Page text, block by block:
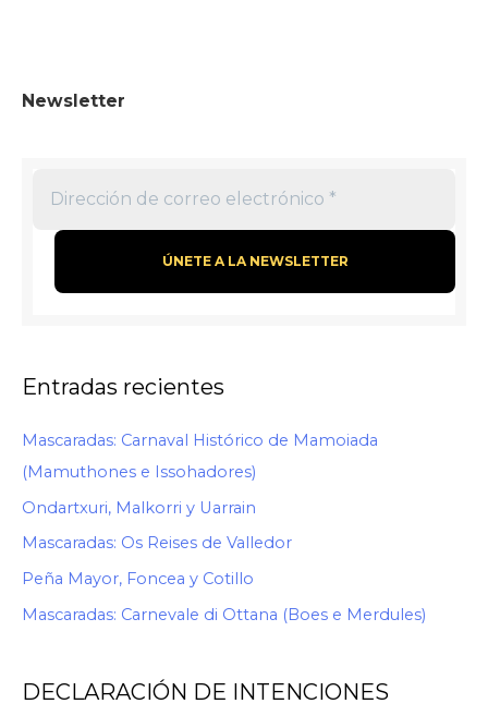
Newsletter
Entradas recientes
Mascaradas: Carnaval Histórico de Mamoiada
(Mamuthones e Issohadores)
Ondartxuri, Malkorri y Uarrain
Mascaradas: Os Reises de Valledor
Peña Mayor, Foncea y Cotillo
Mascaradas: Carnevale di Ottana (Boes e Merdules)
DECLARACIÓN DE INTENCIONES